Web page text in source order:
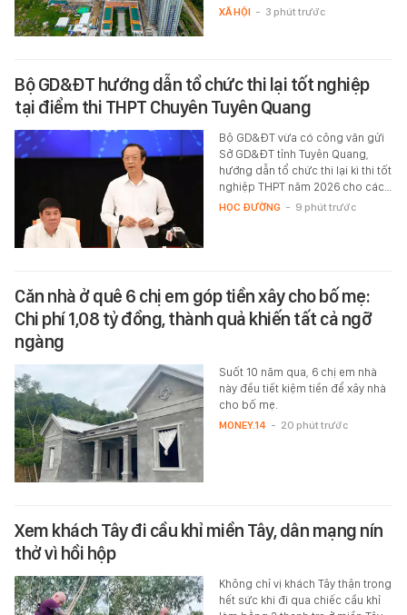
XÃ HỘI - 3 phút trước
Bộ GD&ĐT hướng dẫn tổ chức thi lại tốt nghiệp
tại điểm thi THPT Chuyên Tuyên Quang
Bộ GD&ĐT vừa có công văn gửi
Sở GD&ĐT tỉnh Tuyên Quang,
hướng dẫn tổ chức thi lại kì thi tốt
nghiệp THPT năm 2026 cho các…
HỌC ĐƯỜNG - 9 phút trước
Căn nhà ở quê 6 chị em góp tiền xây cho bố mẹ:
Chi phí 1,08 tỷ đồng, thành quả khiến tất cả ngỡ
ngàng
Suốt 10 năm qua, 6 chị em nhà
này đều tiết kiệm tiền để xây nhà
cho bố mẹ.
MONEY.14 - 20 phút trước
Xem khách Tây đi cầu khỉ miền Tây, dân mạng nín
thở vì hồi hộp
Không chỉ vị khách Tây thận trọng
hết sức khi đi qua chiếc cầu khỉ